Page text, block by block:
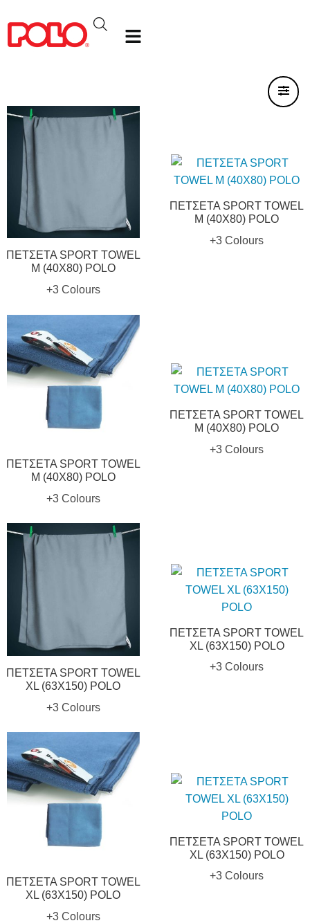
ΠΕΤΣΕΤΑ SPORT TOWEL
M (40X80) POLO
+3 Colours
ΠΕΤΣΕΤΑ SPORT TOWEL
M (40X80) POLO
+3 Colours
ΠΕΤΣΕΤΑ SPORT TOWEL
M (40X80) POLO
+3 Colours
ΠΕΤΣΕΤΑ SPORT TOWEL
M (40X80) POLO
+3 Colours
ΠΕΤΣΕΤΑ SPORT TOWEL
XL (63X150) POLO
+3 Colours
ΠΕΤΣΕΤΑ SPORT TOWEL
XL (63X150) POLO
+3 Colours
ΠΕΤΣΕΤΑ SPORT TOWEL
XL (63X150) POLO
+3 Colours
ΠΕΤΣΕΤΑ SPORT TOWEL
XL (63X150) POLO
+3 Colours